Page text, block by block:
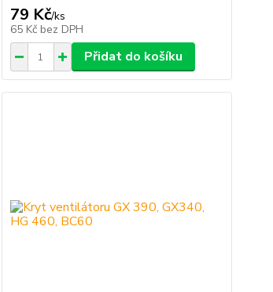
79 Kč/ks
65 Kč bez DPH
Přidat do košíku